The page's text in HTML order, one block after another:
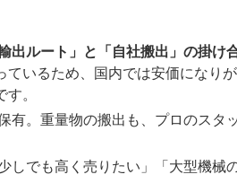
輸出ルート」と「自社搬出」の掛け
ているため、国内では安価になり
。
有。重量物の搬出も、プロのスタ
しでも高く売りたい」「大型機械